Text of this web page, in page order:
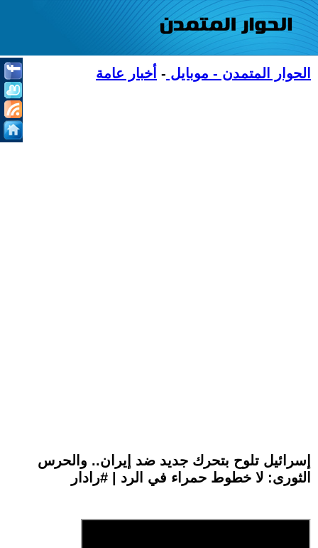
الحوار المتمدن - موبايل - أخبار عامة
إسرائيل تلوح بتحرك جديد ضد إيران.. والحرس
الثورى: لا خطوط حمراء في الرد | #رادار